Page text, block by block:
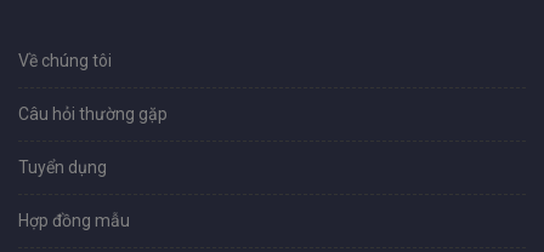
Về chúng tôi
Câu hỏi thường gặp
Tuyển dụng
Hợp đồng mẫu